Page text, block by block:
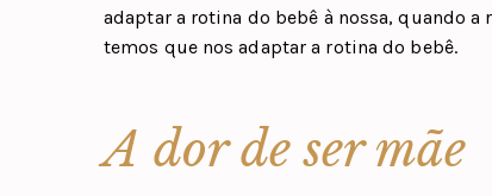
adaptar a rotina do bebê à nossa, quando
temos que nos adaptar a rotina do bebê.
A dor de ser mãe